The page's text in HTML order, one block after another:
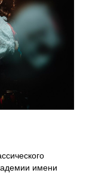
имени